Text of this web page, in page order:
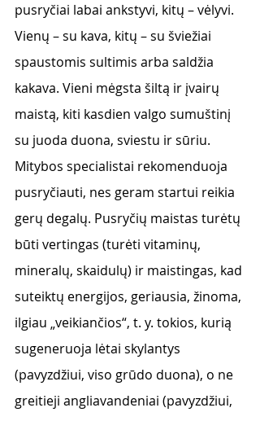
pusryčiai labai ankstyvi, kitų – vėlyvi.
Vienų – su kava, kitų – su šviežiai
spaustomis sultimis arba saldžia
kakava. Vieni mėgsta šiltą ir įvairų
maistą, kiti kasdien valgo sumuštinį
su juoda duona, sviestu ir sūriu.
Mitybos specialistai rekomenduoja
pusryčiauti, nes geram startui reikia
gerų degalų. Pusryčių maistas turėtų
būti vertingas (turėti vitaminų,
mineralų, skaidulų) ir maistingas, kad
suteiktų energijos, geriausia, žinoma,
ilgiau „veikiančios“, t. y. tokios, kurią
sugeneruoja lėtai skylantys
(pavyzdžiui, viso grūdo duona), o ne
greitieji angliavandeniai (pavyzdžiui,